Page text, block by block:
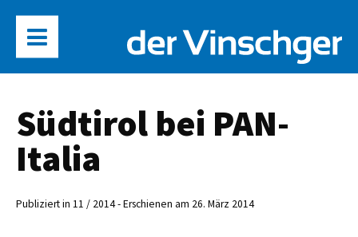
Südtirol bei PAN-
Italia
Publiziert in 11 / 2014 - Erschienen am 26. März 2014